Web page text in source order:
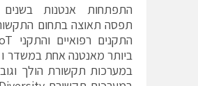
e
n
u
התפתחות אנטנות בשנים
תפסה תאוצה בתחום
ביותר מאנטנה אחת במשדר
במערכות תקשורת הולך